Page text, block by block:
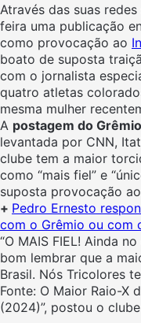
Através das suas
feira uma publicação
como provocação ao
boato de suposta
com o jornalista
quatro atletas
mesma mulher
A postagem do Grêmio
levantada por CNN,
clube tem a maior
como “mais fiel” e
suposta provocação
+ Pedro Ernesto
com o Grêmio ou com
“O MAIS FIEL! Ainda
bom lembrar que a
Brasil. Nós Tricolores
Fonte: O Maior Raio-X
(2024)”, postou o